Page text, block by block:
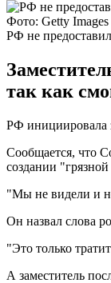
Фото: Getty
РФ не
так как
РФ инициировала
Сообщается, что
создании
"Мы не видели и
Он назвал слова
"Это только
А заместитель